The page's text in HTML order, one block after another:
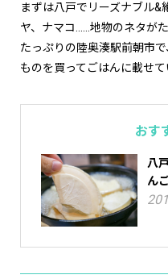
まずは八戸でリーズナブル&
ヤ、ナマコ……地物のネタが
たっぷりの陸奥湊駅前朝市
ものを買ってごはんに載せて
おす
八
ん